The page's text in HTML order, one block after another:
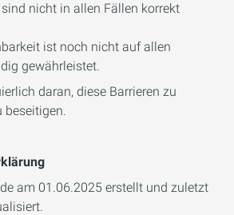
nicht in allen Fällen korrekt
ist noch nicht auf allen
gewährleistet.
daran, diese Barrieren zu
beseitigen.
am 01.06.2025 erstellt und zuletzt